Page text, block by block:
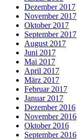
Dezember 2017
November 2017
Oktober 2017
September 2017
August 2017
Juni 2017
Mai 2017
April 2017
März 2017
Februar 2017
Januar 2017
Dezember 2016
November 2016
Oktober 2016
September 2016